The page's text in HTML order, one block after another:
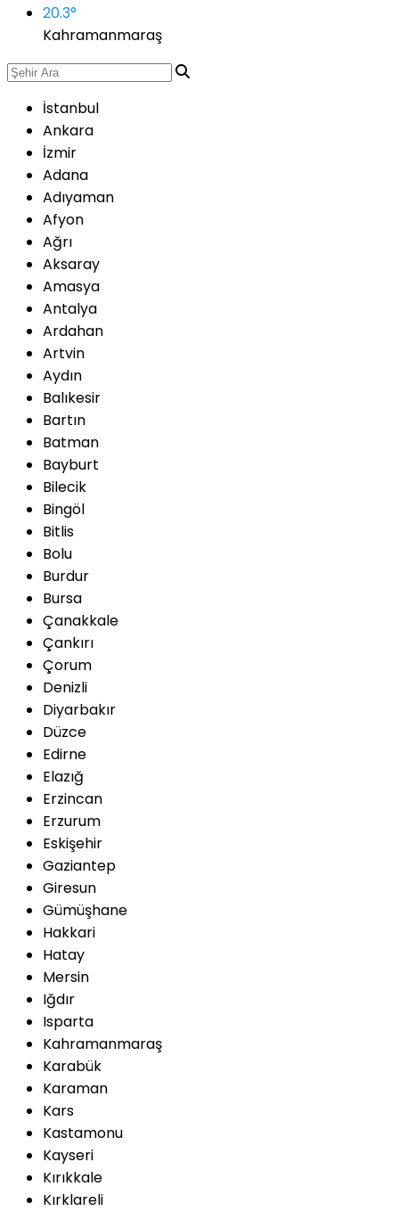
20.3°
Kahramanmaraş
İstanbul
Ankara
İzmir
Adana
Adıyaman
Afyon
Ağrı
Aksaray
Amasya
Antalya
Ardahan
Artvin
Aydın
Balıkesir
Bartın
Batman
Bayburt
Bilecik
Bingöl
Bitlis
Bolu
Burdur
Bursa
Çanakkale
Çankırı
Çorum
Denizli
Diyarbakır
Düzce
Edirne
Elazığ
Erzincan
Erzurum
Eskişehir
Gaziantep
Giresun
Gümüşhane
Hakkari
Hatay
Mersin
Iğdır
Isparta
Kahramanmaraş
Karabük
Karaman
Kars
Kastamonu
Kayseri
Kırıkkale
Kırklareli